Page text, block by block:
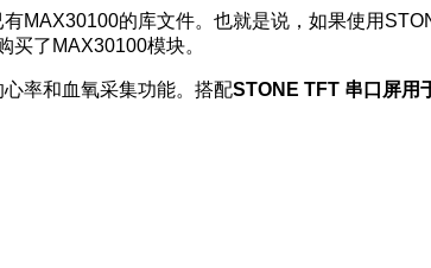
MAX30100的库文件。也就是说，如果使用
买了MAX30100模块。
率和血氧采集功能。搭配STONE TFT 串口屏用